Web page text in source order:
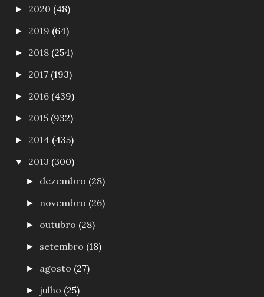
► 2020 (48)
► 2019 (64)
► 2018 (254)
► 2017 (193)
► 2016 (439)
► 2015 (932)
► 2014 (435)
▼ 2013 (300)
► dezembro (28)
► novembro (26)
► outubro (28)
► setembro (18)
► agosto (27)
► julho (25)